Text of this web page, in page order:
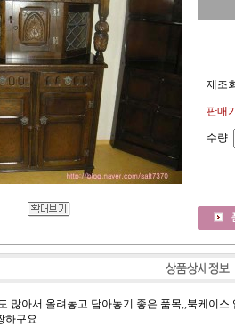
제조
판매
수량
많아서 올려놓고 담아놓기 좋은 품목,,북케이스
하구요